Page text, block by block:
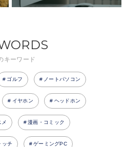
キーワード
ゴルフ ノートパソコン
イヤホン ヘッドホン
メ 漫画・コミック
ッチ ゲーミングPC